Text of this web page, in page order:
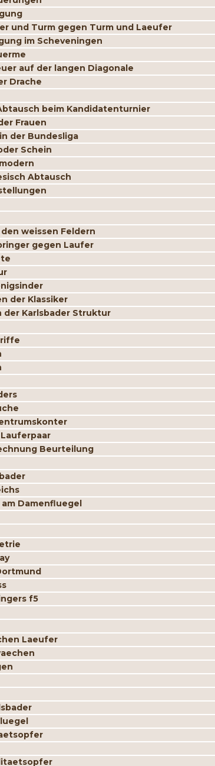
und Turm gegen Turm und Laeufer
im Scheveningen
auf der langen Diagonale
Drache
beim Kandidatenturnier
Frauen
der Bundesliga
Schein
Abtausch
weissen Feldern
gegen Laufer
der Klassiker
der Karlsbader Struktur
Beurteilung
Damenfluegel
f5
Laeufer